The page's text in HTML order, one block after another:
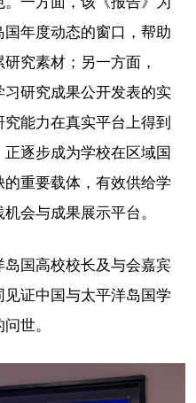
年度动态的窗口，帮助
究素材；另一方面，
习研究成果公开发表的实
能力在真实平台上得到
逐步成为学校在区域国
重要载体，有效供给学
会与成果展示平台。
国高校校长及与会嘉宾
证中国与太平洋岛国学
世。